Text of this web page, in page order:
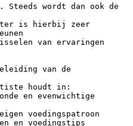
wordt dan ook de
is hierbij zeer
van ervaringen
van de
houdt in:
en evenwichtige
voedingspatroon
en voedingstips